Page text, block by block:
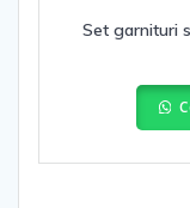
Set garnituri